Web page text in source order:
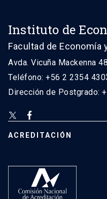
Instituto de
Facultad de Economía
Avda. Vicuña Mackenna
Teléfono: +56 2 2354
Dirección de Postgrado:
ACREDITACIÓN